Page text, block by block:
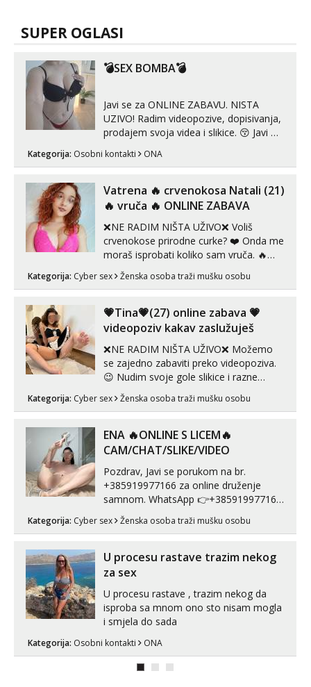
SUPER OGLASI
💣SEX BOMBA💣
Javi se za ONLINE ZABAVU. NISTA
UZIVO! Radim videopozive, dopisivanja,
prodajem svoja videa i slikice. 😚 Javi mi
Telegram. +385 91 723 0045
Kategorija: Osobni kontakti ONA
Vatrena ‎️‍🔥 crvenokosa Natali (21)
‎️‍🔥 vruča‎ ️‍🔥 ONLINE ZABAVA
❌NE RADIM NIŠTA UŽIVO❌ Voliš
crvenokose prirodne curke? ❤️ Onda me
moraš isprobati koliko sam vruča.‎ ️‍🔥
MLADA vražica koja ima 100%
prorodne grudi, 💦 Misli su mi uvijek
U mojoj raznolikoj ponudi možeš
pranaći nešto po svojoj mjeri. Sexi videa
s kolegica...
Kategorija: Cyber sex Ženska osoba traži mušku osobu
💗Tina💗(27) online zabava 💗
videopoziv kakav zaslužuješ
❌NE RADIM NIŠTA UŽIVO❌ Možemo
se zajedno zabaviti preko videopoziva.
😉 Nudim svoje gole slikice i razne
videouradke. 🤩 Za online zabavu pošalji
poruku na Whatsapp, Telegram ili Viber.
autentičnosti možeš me vidjeti na
videopozivu. 😉 S vama sam vec 5 ...
Kategorija: Cyber sex Ženska osoba traži mušku osobu
ENA 🔥ONLINE S LICEM🔥
CAM/CHAT/SLIKE/VIDEO
Pozdrav, Javi se porukom na br.
+385919977166 za online druženje
samnom. WhatsApp 👉+385919977166
Telegram 👉@enafriedrichkis Radim
videopozive s licem, solo i s partnerom,
kombinacije halteri, haljine, štikle,
samostojeće itd. Nudim svakakva videa
Kategorija: Cyber sex Ženska osoba traži mušku osobu
U procesu rastave trazim nekog
za sex
U procesu rastave , trazim nekog da
isproba sa mnom ono sto nisam mogla
i smjela do sada
Kategorija: Osobni kontakti ONA